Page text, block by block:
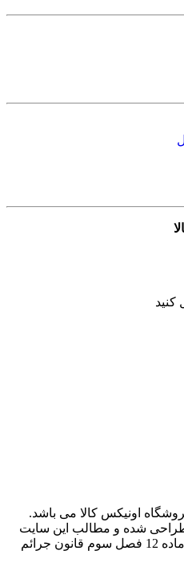
کنید
اونیکس کالا می باشد.
طراحی شده و مطالب این سایت
شرعا و قانونا جایز نیست وطبق ماده 12 فصل سوم قانون جرائم